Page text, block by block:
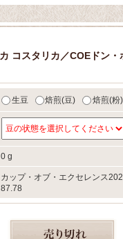
コスタリカ／COEドン・
生豆 焙煎(豆) 焙煎(粉)
0 g
カップ・オブ・エクセレンス
87.78